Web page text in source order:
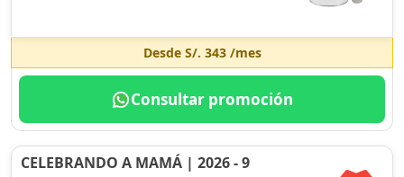
Desde S/. 343/mes
Consultar promoción
CELEBRANDO A MAMÁ | 2026 - 9